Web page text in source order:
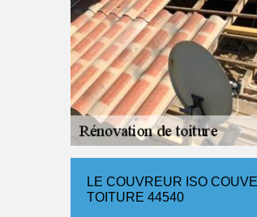
LE COUVREUR ISO
TOITURE 44540